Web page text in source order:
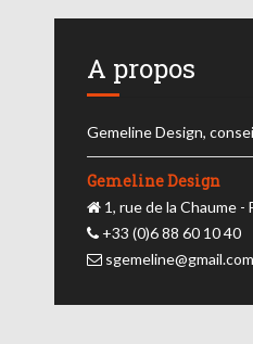
A propos
Gemeline Design,
Gemeline Design
1, rue de la Chaume
+33 (0)6 88 60 10 40
sgemeline@gmail.com